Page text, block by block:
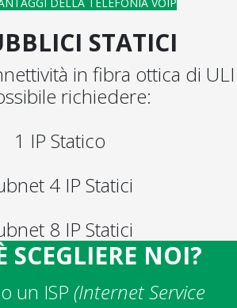
DELLA TELEFONIA VOIP
STATICI
in fibra ottica di ULI
richiedere:
1 IP Statico
4 IP Statici
8 IP Statici
SCEGLIERE NOI?
un ISP (Internet Service